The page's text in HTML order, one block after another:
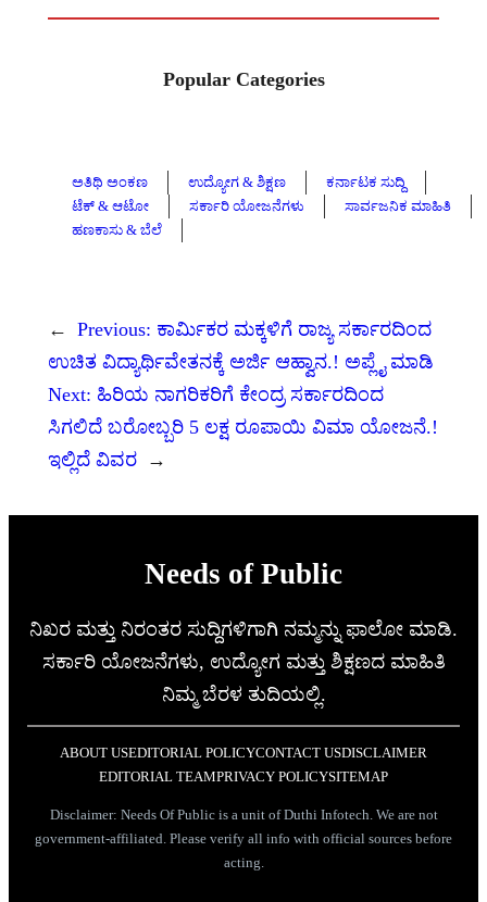
Popular Categories
ಅತಿಥಿ ಅಂಕಣ ಉದ್ಯೋಗ & ಶಿಕ್ಷಣ
ಕರ್ನಾಟಕ ಸುದ್ದಿ
ಟೆಕ್ & ಆಟೋ
ಸರ್ಕಾರಿ ಯೋಜನೆಗಳು
ಸಾರ್ವಜನಿಕ ಮಾಹಿತಿ
ಹಣಕಾಸು & ಬೆಲೆ
← Previous: ಕಾರ್ಮಿಕರ ಮಕ್ಕಳಿಗೆ ರಾಜ್ಯ ಸರ್ಕಾರದಿಂದ
ಉಚಿತ ವಿದ್ಯಾರ್ಥಿವೇತನಕ್ಕೆ ಅರ್ಜಿ ಆಹ್ವಾನ.! ಅಪ್ಲೈ ಮಾಡಿ
Next: ಹಿರಿಯ ನಾಗರಿಕರಿಗೆ ಕೇಂದ್ರ ಸರ್ಕಾರದಿಂದ
ಸಿಗಲಿದೆ ಬರೋಬ್ಬರಿ 5 ಲಕ್ಷ ರೂಪಾಯಿ ವಿಮಾ ಯೋಜನೆ.!
ಇಲ್ಲಿದೆ ವಿವರ →
Needs of Public
ನಿಖರ ಮತ್ತು ನಿರಂತರ ಸುದ್ದಿಗಳಿಗಾಗಿ ನಮ್ಮನ್ನು ಫಾಲೋ ಮಾಡಿ.
ಸರ್ಕಾರಿ ಯೋಜನೆಗಳು, ಉದ್ಯೋಗ ಮತ್ತು ಶಿಕ್ಷಣದ ಮಾಹಿತಿ
ನಿಮ್ಮ ಬೆರಳ ತುದಿಯಲ್ಲಿ.
ABOUT USEDITORIAL POLICYCONTACT USDISCLAIMER
EDITORIAL TEAMPRIVACY POLICYSITEMAP
Disclaimer: Needs Of Public is a unit of Duthi Infotech. We are not
government-affiliated. Please verify all info with official sources before
acting.